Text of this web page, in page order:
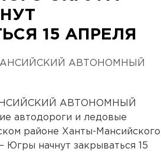
15 АПРЕЛЯ
АВТОНОМНЫЙ
АВТОНОМНЫЙ
автодороги и ледовые
районе Ханты-Мансийского
Югры начнут закрываться 15